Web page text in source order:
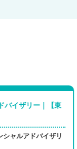
リー｜【東
ルアドバイザリ